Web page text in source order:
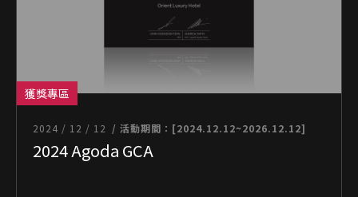
獲獎專區
2024 / 12 / 12 / 活動期間：[2024.12.12~2026.12.12]
2024 Agoda GCA